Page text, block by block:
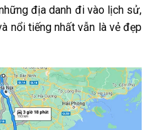
địa danh đi vào lịch sử,
nổi tiếng nhất vẫn là vẻ đẹp